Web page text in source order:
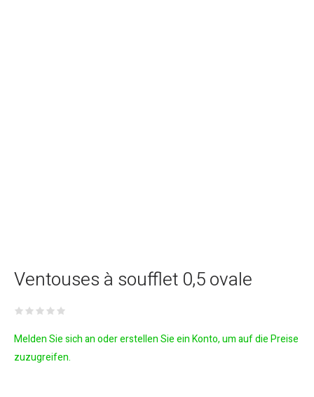
Ventouses à soufflet 0,5 ovale
Melden Sie sich an oder erstellen Sie ein Konto, um auf die Preise
zuzugreifen.